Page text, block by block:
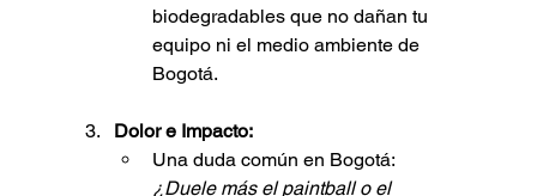
biodegradables que no dañan tu
equipo ni el medio ambiente de
Bogotá.
Dolor e Impacto:
Una duda común en Bogotá:
¿Duele más el paintball o el